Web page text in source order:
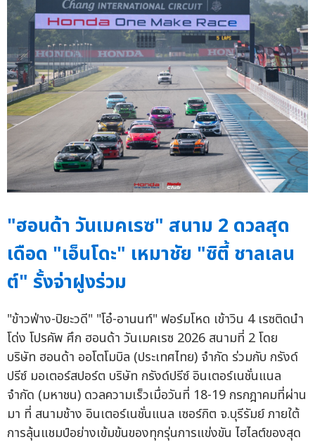
"ฮอนด้า วันเมคเรซ" สนาม 2 ดวลสุด
เดือด "เอ็นโดะ" เหมาชัย "ซิตี้ ชาลเลน
ต์" รั้งจ่าฝูงร่วม
"ข้าวฟ่าง-ปิยะวดี" "โอ๋-อานนท์" ฟอร์มโหด เข้าวิน 4 เรซติดนำ
โด่ง โปรคัพ ศึก ฮอนด้า วันเมคเรซ 2026 สนามที่ 2 โดย
บริษัท ฮอนด้า ออโตโมบิล (ประเทศไทย) จำกัด ร่วมกับ กรังด์
ปรีซ์ มอเตอร์สปอร์ต บริษัท กรังด์ปรีซ์ อินเตอร์เนชั่นแนล
จำกัด (มหาชน) ดวลความเร็วเมื่อวันที่ 18-19 กรกฎาคมที่ผ่าน
มา ที่ สนามช้าง อินเตอร์เนชั่นแนล เซอร์กิต จ.บุรีรัมย์ ภายใต้
การลุ้นแชมป์อย่างเข้มข้นของทุกรุ่นการแข่งขัน ไฮไลต์ของสุด